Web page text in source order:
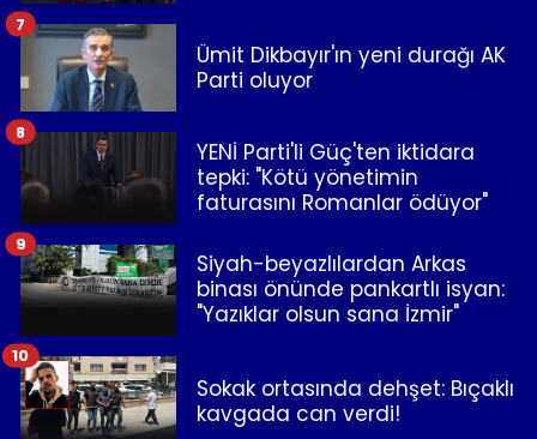
Ümit Dikbayır'ın yeni durağı AK
Parti oluyor
7
YENİ Parti'li Güç'ten iktidara
tepki: "Kötü yönetimin
faturasını Romanlar ödüyor"
8
Siyah-beyazlılardan Arkas
binası önünde pankartlı isyan:
"Yazıklar olsun sana İzmir"
9
Sokak ortasında dehşet: Bıçaklı
kavgada can verdi!
10